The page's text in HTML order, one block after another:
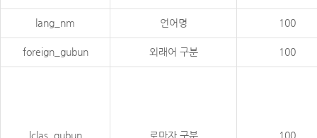
lang_nm 언어명 100
foreign_gubun 외래어 구분 100
lclas_gubun 로마자 구분 100